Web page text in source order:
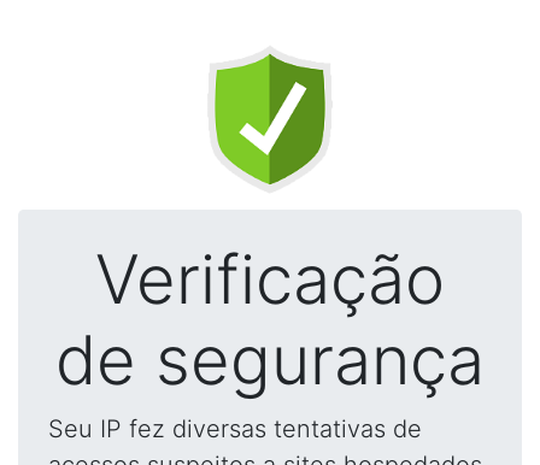
Verificação
de segurança
Seu IP fez diversas tentativas de